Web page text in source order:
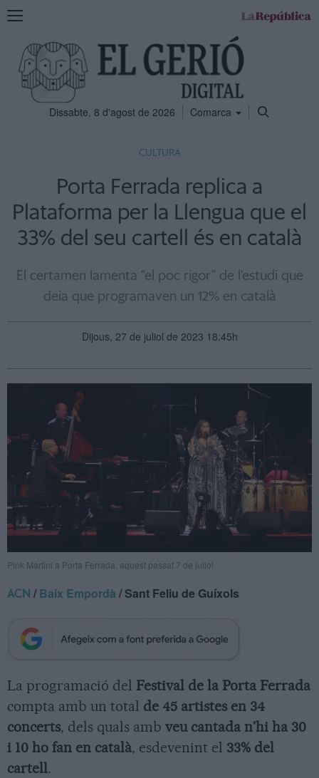
Mostra
navegació
Dissabte, 8 d'agost de 2026 Comarca
CULTURA
Porta Ferrada replica a
Plataforma per la Llengua que el
33% del seu cartell és en català
El certamen lamenta “el poc rigor” de l'estudi que
deia que programaven un 12% en català
Dijous, 27 de juliol de 2023 18:45h
Pink Martini a Porta Ferrada, aquest passat 7 de juliol
ACN /Baix Empordà / Sant Feliu de Guíxols
La programació del Festival de la Porta Ferrada
compta amb un total de 45 artistes en 34
concerts, dels quals amb veu cantada n'hi ha 30
i 10 ho fan en català, esdevenint el 33% del
cartell.